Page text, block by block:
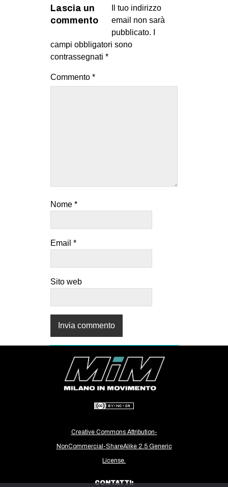
Lascia un
commento
Il tuo indirizzo
email non sarà
pubblicato.
campi obbligatori sono
contrassegnati *
Commento *
Nome *
Email *
Sito web
Creative Commons Attribution-
NonCommercial-ShareAlike 2.5 Generic
License.
CONTATTI: